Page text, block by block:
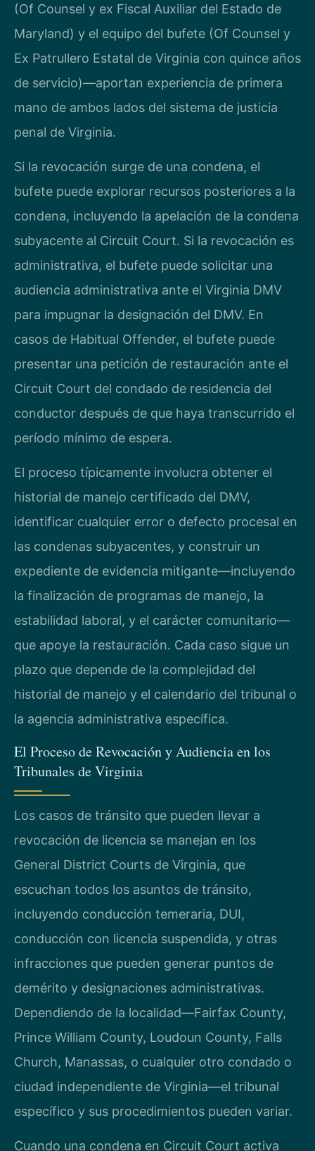
(Of Counsel y ex Fiscal Auxiliar del Estado de
Maryland) y el equipo del bufete (Of Counsel y
Ex Patrullero Estatal de Virginia con quince años
de servicio)—aportan experiencia de primera
mano de ambos lados del sistema de justicia
penal de Virginia.
Si la revocación surge de una condena, el
bufete puede explorar recursos posteriores a la
condena, incluyendo la apelación de la condena
subyacente al Circuit Court. Si la revocación es
administrativa, el bufete puede solicitar una
audiencia administrativa ante el Virginia DMV
para impugnar la designación del DMV. En
casos de Habitual Offender, el bufete puede
presentar una petición de restauración ante el
Circuit Court del condado de residencia del
conductor después de que haya transcurrido el
período mínimo de espera.
El proceso típicamente involucra obtener el
historial de manejo certificado del DMV,
identificar cualquier error o defecto procesal en
las condenas subyacentes, y construir un
expediente de evidencia mitigante—incluyendo
la finalización de programas de manejo, la
estabilidad laboral, y el carácter comunitario—
que apoye la restauración. Cada caso sigue un
plazo que depende de la complejidad del
historial de manejo y el calendario del tribunal o
la agencia administrativa específica.
El Proceso de Revocación y Audiencia en los
Tribunales de Virginia
Los casos de tránsito que pueden llevar a
revocación de licencia se manejan en los
General District Courts de Virginia, que
escuchan todos los asuntos de tránsito,
incluyendo conducción temeraria, DUI,
conducción con licencia suspendida, y otras
infracciones que pueden generar puntos de
demérito y designaciones administrativas.
Dependiendo de la localidad—Fairfax County,
Prince William County, Loudoun County, Falls
Church, Manassas, o cualquier otro condado o
ciudad independiente de Virginia—el tribunal
específico y sus procedimientos pueden variar.
Cuando una condena en Circuit Court activa